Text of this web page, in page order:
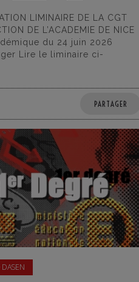
LIMINAIRE DE LA CGT
DE L’ACADEMIE DE NICE
du 24 juin 2026
Lire le liminaire ci-
PARTAGER